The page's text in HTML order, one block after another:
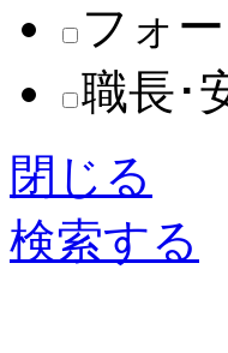
フォ
職長･
閉じる
検索する